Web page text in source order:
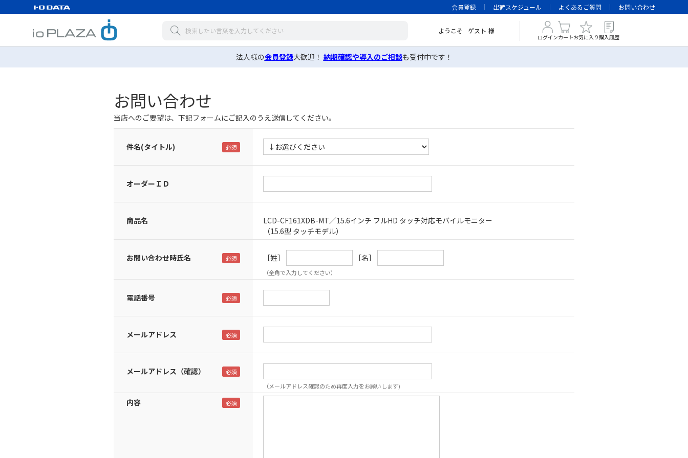
会員登録 出荷スケジュール よくあるご質問 お問い合わせ
ようこそ ゲスト 様
ログインカートお気に入り 購入履歴
法人様の会員登録大歓迎！ 納期確認や導入のご相談も受付中です！
お問い合わせ
当店へのご要望は、下記フォームにご記入のうえ送信してください。
件名(タイトル)
オーダーＩＤ
商品名
LCD-CF161XDB-MT／15.6インチ フルHD タッチ対応モバイルモニター
（15.6型 タッチモデル）
お問い合わせ時氏名 ［姓］ ［名］
（全角で入力してください）
電話番号
メールアドレス
メールアドレス（確認）
（メールアドレス確認のため再度入力をお願いします)
内容